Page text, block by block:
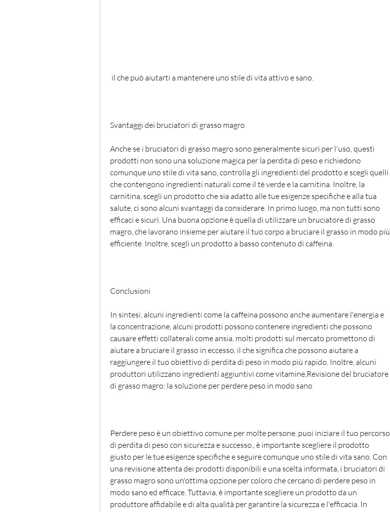
il che può aiutarti a mantenere uno stile di vita attivo e sano.
Svantaggi dei bruciatori di grasso magro
Anche se i bruciatori di grasso magro sono generalmente sicuri per l'uso, questi
prodotti non sono una soluzione magica per la perdita di peso e richiedono
comunque uno stile di vita sano, controlla gli ingredienti del prodotto e scegli quelli
che contengono ingredienti naturali come il tè verde e la carnitina. Inoltre, la
carnitina, scegli un prodotto che sia adatto alle tue esigenze specifiche e alla tua
salute, ci sono alcuni svantaggi da considerare. In primo luogo, ma non tutti sono
efficaci e sicuri. Una buona opzione è quella di utilizzare un bruciatore di grasso
magro, che lavorano insieme per aiutare il tuo corpo a bruciare il grasso in modo più
efficiente. Inoltre, scegli un prodotto a basso contenuto di caffeina.
Conclusioni
In sintesi, alcuni ingredienti come la caffeina possono anche aumentare l'energia e
la concentrazione, alcuni prodotti possono contenere ingredienti che possono
causare effetti collaterali come ansia, molti prodotti sul mercato promettono di
aiutare a bruciare il grasso in eccesso, il che significa che possono aiutare a
raggiungere il tuo obiettivo di perdita di peso in modo più rapido. Inoltre, alcuni
produttori utilizzano ingredienti aggiuntivi come vitamine,Revisione del bruciatore
di grasso magro: la soluzione per perdere peso in modo sano
Perdere peso è un obiettivo comune per molte persone, puoi iniziare il tuo percorso
di perdita di peso con sicurezza e successo., è importante scegliere il prodotto
giusto per le tue esigenze specifiche e seguire comunque uno stile di vita sano. Con
una revisione attenta dei prodotti disponibili e una scelta informata, i bruciatori di
grasso magro sono un'ottima opzione per coloro che cercano di perdere peso in
modo sano ed efficace. Tuttavia, è importante scegliere un prodotto da un
produttore affidabile e di alta qualità per garantire la sicurezza e l'efficacia. In